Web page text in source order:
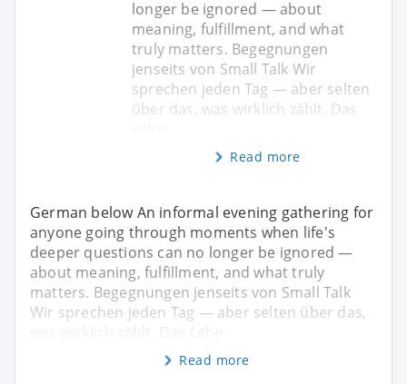
longer be ignored — about
meaning, fulfillment, and what
truly matters. Begegnungen
jenseits von Small Talk Wir
sprechen jeden Tag — aber selten
über das, was wirklich zählt. Das
Read more
German below An informal evening gathering for
anyone going through moments when life's
deeper questions can no longer be ignored —
about meaning, fulfillment, and what truly
matters. Begegnungen jenseits von Small Talk
Wir sprechen jeden Tag — aber selten über das,
was wirklich zählt. Das Lebe
Read more